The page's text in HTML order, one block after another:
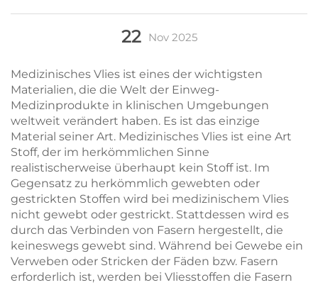
22 Nov 2025
Medizinisches Vlies ist eines der wichtigsten
Materialien, die die Welt der Einweg-
Medizinprodukte in klinischen Umgebungen
weltweit verändert haben. Es ist das einzige
Material seiner Art. Medizinisches Vlies ist eine Art
Stoff, der im herkömmlichen Sinne
realistischerweise überhaupt kein Stoff ist. Im
Gegensatz zu herkömmlich gewebten oder
gestrickten Stoffen wird bei medizinischem Vlies
nicht gewebt oder gestrickt. Stattdessen wird es
durch das Verbinden von Fasern hergestellt, die
keineswegs gewebt sind. Während bei Gewebe ein
Verweben oder Stricken der Fäden bzw. Fasern
erforderlich ist, werden bei Vliesstoffen die Fasern